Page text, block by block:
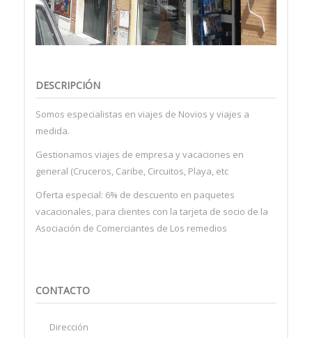
DESCRIPCIÓN
Somos especialistas en viajes de Novios y viajes a
medida.
Gestionamos viajes de empresa y vacaciones en
general (Cruceros, Caribe, Circuitos, Playa, etc
Oferta especial: 6% de descuento en paquetes
vacacionales, para clientes con la tarjeta de socio de la
Asociación de Comerciantes de Los remedios
CONTACTO
Dirección